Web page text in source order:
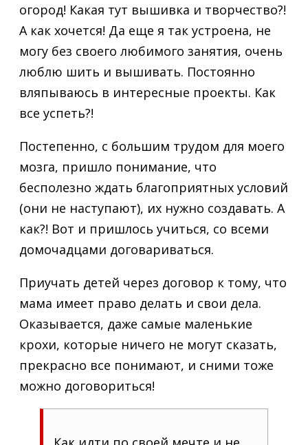
огород! Какая тут вышивка и творчество?!
А как хочется! Да еще я так устроена, не
могу без своего любимого занятия, очень
люблю шить и вышивать. Постоянно
вляпываюсь в интересные проекты. Как
все успеть?!
Постепенно, с большим трудом для моего
мозга, пришло понимание, что
бесполезно ждать благоприятных условий
(они не наступают), их нужно создавать. А
как?! Вот и пришлось учиться, со всеми
домочадцами договариваться.
Приучать детей через договор к тому, что
мама имеет право делать и свои дела.
Оказывается, даже самые маленькие
крохи, которые ничего не могут сказать,
прекрасно все понимают, и сними тоже
можно договориться!